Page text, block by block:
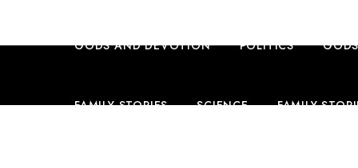
GODS AND DEVOTION POLITICS
FAMILY STORIES SCIENCE FAMILY